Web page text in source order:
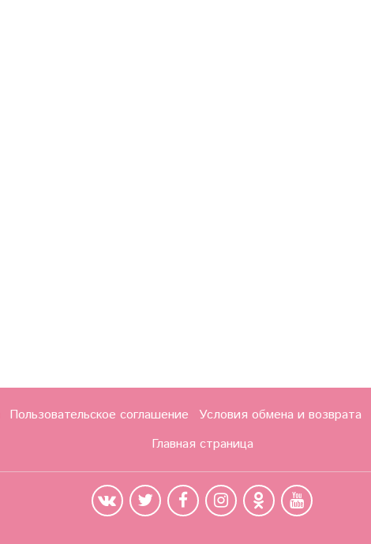
Пользовательское соглашение Условия обмена и возврата
Главная страница